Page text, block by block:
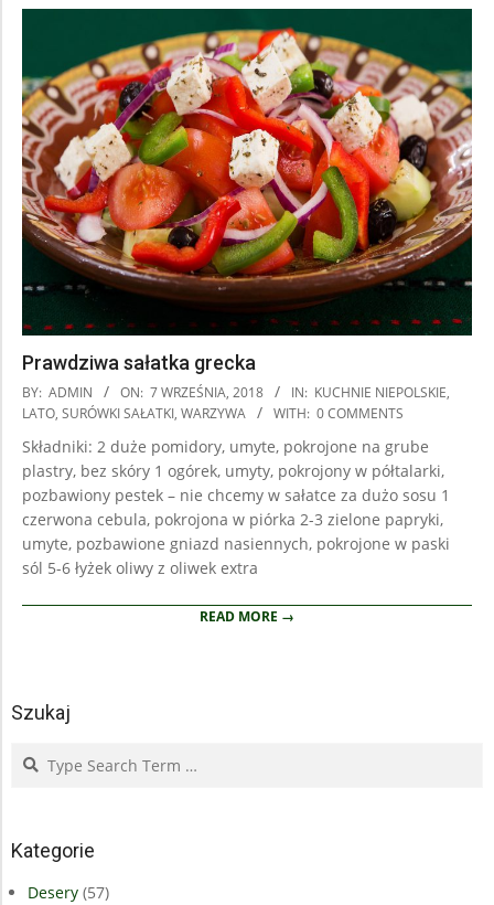
Prawdziwa sałatka grecka
2018-
09-
07
BY: ADMIN ON: 7 WRZEŚNIA, 2018 IN: KUCHNIE NIEPOLSKIE,
LATO, SURÓWKI SAŁATKI, WARZYWA WITH: 0 COMMENTS
Składniki: 2 duże pomidory, umyte, pokrojone na grube
plastry, bez skóry 1 ogórek, umyty, pokrojony w półtalarki,
pozbawiony pestek – nie chcemy w sałatce za dużo sosu 1
czerwona cebula, pokrojona w piórka 2-3 zielone papryki,
umyte, pozbawione gniazd nasiennych, pokrojone w paski
sól 5-6 łyżek oliwy z oliwek extra
READ MORE →
Szukaj
Search
Kategorie
Desery (57)